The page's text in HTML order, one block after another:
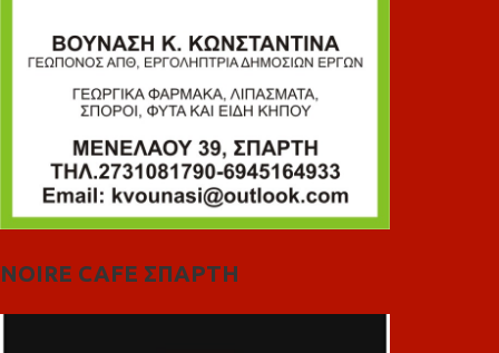
NOIRE CAFE ΣΠΑΡΤΗ